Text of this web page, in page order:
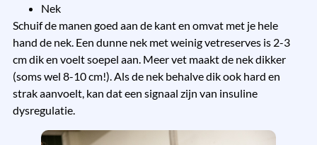
Nek
Schuif de manen goed aan de kant en omvat met je hele
hand de nek. Een dunne nek met weinig vetreserves is 2-3
cm dik en voelt soepel aan. Meer vet maakt de nek dikker
(soms wel 8-10 cm!). Als de nek behalve dik ook hard en
strak aanvoelt, kan dat een signaal zijn van insuline
dysregulatie.